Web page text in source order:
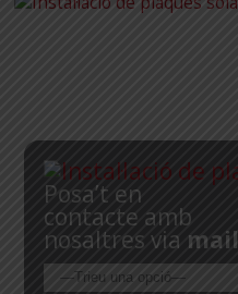
Posa’t en
contacte amb
nosaltres via mail